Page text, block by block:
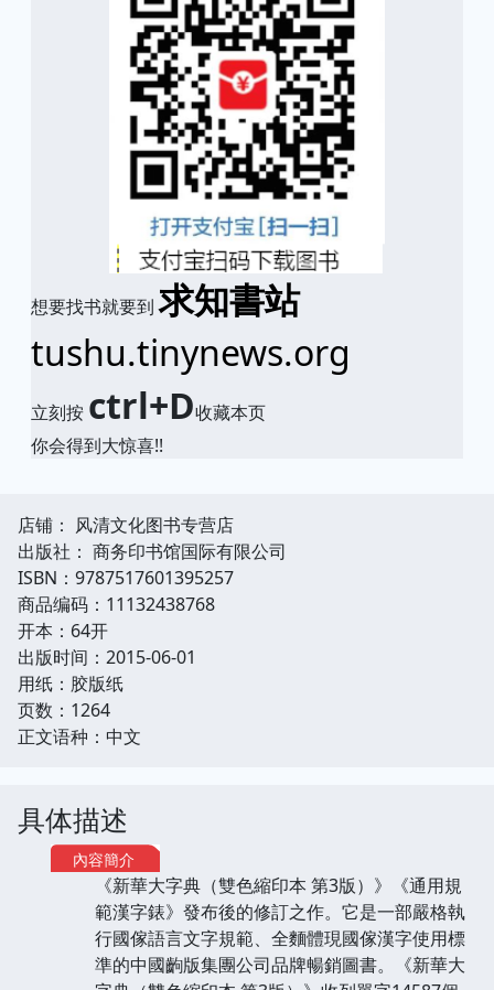
想要找书就要到求知書站
tushu.tinynews.org
立刻按 ctrl+D收藏本页
你会得到大惊喜!!
店铺： 风清文化图书专营店
出版社： 商务印书馆国际有限公司
ISBN：9787517601395257
商品编码：11132438768
开本：64开
出版时间：2015-06-01
用纸：胶版纸
页数：1264
正文语种：中文
具体描述
內容簡介
《新華大字典（雙色縮印本 第3版）》《通用規
範漢字錶》發布後的修訂之作。它是一部嚴格執
行國傢語言文字規範、全麵體現國傢漢字使用標
準的中國齣版集團公司品牌暢銷圖書。《新華大